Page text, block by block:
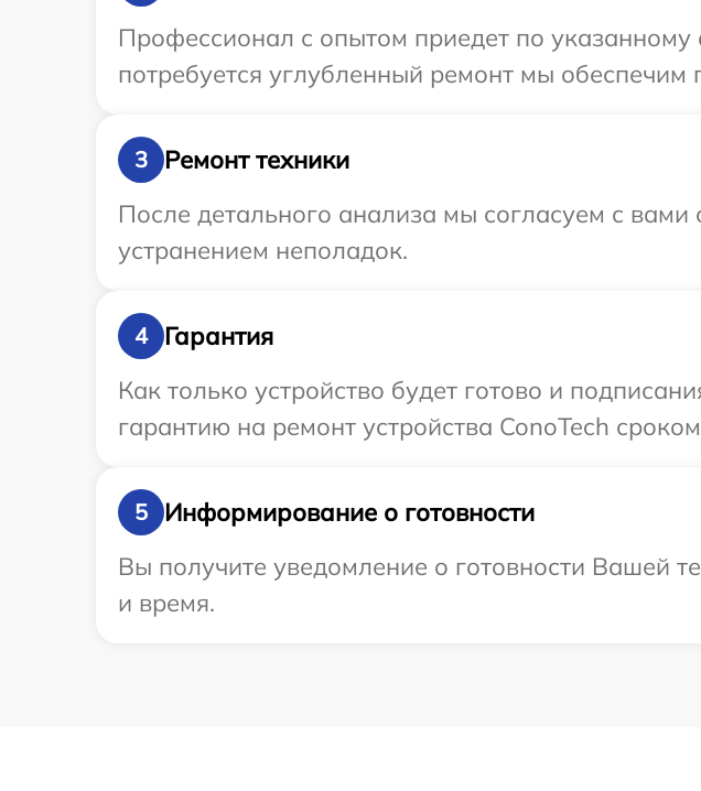
Профессионал с опытом приедет по указанному
потребуется углубленный ремонт мы обеспечим
3
Ремонт техники
После детального анализа мы согласуем с
устранением неполадок.
4
Гарантия
Как только устройство будет готово и
гарантию на ремонт устройства ConoTech
5
Информирование о готовности
Вы получите уведомление о готовности Вашей
и время.